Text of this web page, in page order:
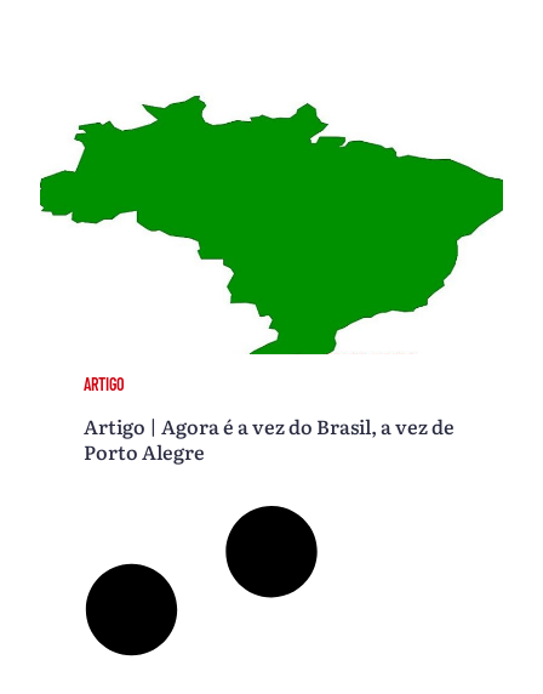
ARTIGO
Artigo | Agora é a vez do Brasil, a vez de
Porto Alegre